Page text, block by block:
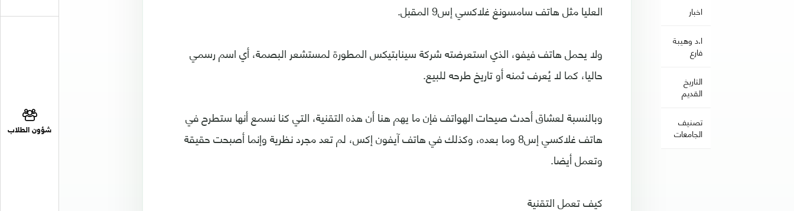
شؤون الطلاب
اخبار
ا.د وهيبة
فارع
التاريخ
القديم
تصنيف
الجامعات
العليا مثل هاتف سامسونغ غلاكسي إس9 المقبل.
ولا يحمل هاتف فيفو، الذي استعرضته شركة سينابتيكس المطورة لمستشعر البصمة، أي اسم رسمي
حاليا، كما لا يُعرف ثمنه أو تاريخ طرحه للبيع.
وبالنسبة لعشاق أحدث صيحات الهواتف فإن ما يهم هنا أن هذه التقنية، التي كنا نسمع أنها ستطرح في
هاتف غلاكسي إس8 وما بعده، وكذلك في هاتف آيفون إكس، لم تعد مجرد نظرية وإنما أصبحت حقيقة
وتعمل أيضا.
كيف تعمل التقنية